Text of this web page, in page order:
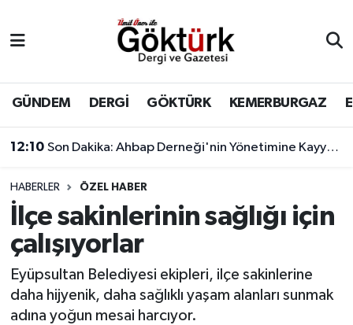
GÜNDEM DERGİ GÖKTÜRK KEMERBURGAZ
12:10 Son Dakika: Ahbap Derneği'nin Yönetimine Kayyum Atandı
HABERLER ÖZEL HABER
İlçe sakinlerinin sağlığı için
çalışıyorlar
Eyüpsultan Belediyesi ekipleri, ilçe sakinlerine
daha hijyenik, daha sağlıklı yaşam alanları sunmak
adına yoğun mesai harcıyor.
BİLİM
DERGİ
DÜNYA
EĞİTİM
EKONOMİ
GÖKTÜRK
Eyüpsultan Hava Durumu
Eyüpsultan Trafik Yoğunluk Haritası
Süper Lig Puan Durumu ve Fikstür
Tüm Manşetler
Son Dakika Haberleri
Haber Arşivi